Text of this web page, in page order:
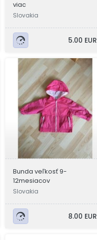
viac
Slovakia
5.00 EUR
Bunda veľkosť 9-
12mesiacov
Slovakia
8.00 EUR